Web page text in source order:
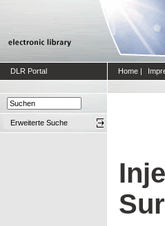
DLR Portal Home |
Erweiterte Suche